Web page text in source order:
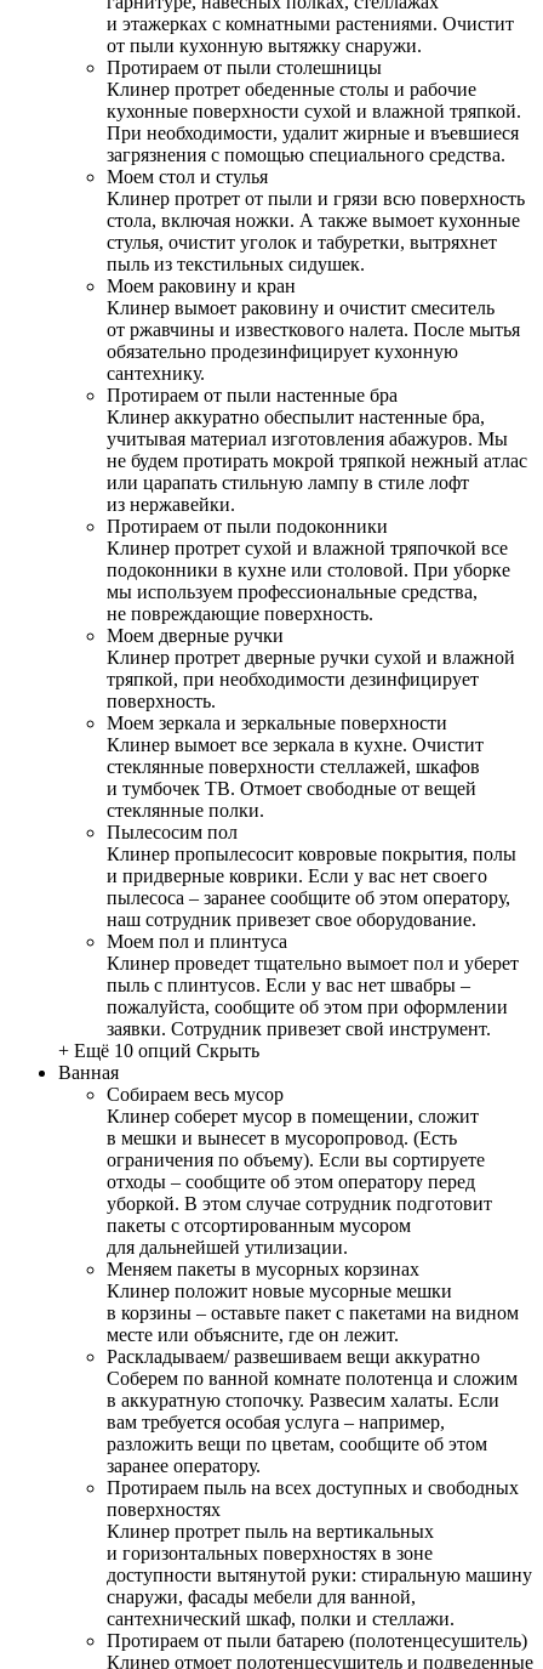
и этажерках с комнатными растениями. Очистит
от пыли кухонную вытяжку снаружи.
Протираем от пыли столешницы
Клинер протрет обеденные столы и рабочие
кухонные поверхности сухой и влажной тряпкой.
При необходимости, удалит жирные и въевшиеся
загрязнения с помощью специального средства.
Моем стол и стулья
Клинер протрет от пыли и грязи всю поверхность
стола, включая ножки. А также вымоет кухонные
стулья, очистит уголок и табуретки, вытряхнет
пыль из текстильных сидушек.
Моем раковину и кран
Клинер вымоет раковину и очистит смеситель
от ржавчины и известкового налета. После мытья
обязательно продезинфицирует кухонную
сантехнику.
Протираем от пыли настенные бра
Клинер аккуратно обеспылит настенные бра,
учитывая материал изготовления абажуров. Мы
не будем протирать мокрой тряпкой нежный атлас
или царапать стильную лампу в стиле лофт
из нержавейки.
Протираем от пыли подоконники
Клинер протрет сухой и влажной тряпочкой все
подоконники в кухне или столовой. При уборке
мы используем профессиональные средства,
не повреждающие поверхность.
Моем дверные ручки
Клинер протрет дверные ручки сухой и влажной
тряпкой, при необходимости дезинфицирует
поверхность.
Моем зеркала и зеркальные поверхности
Клинер вымоет все зеркала в кухне. Очистит
стеклянные поверхности стеллажей, шкафов
и тумбочек ТВ. Отмоет свободные от вещей
стеклянные полки.
Пылесосим пол
Клинер пропылесосит ковровые покрытия, полы
и придверные коврики. Если у вас нет своего
пылесоса – заранее сообщите об этом оператору,
наш сотрудник привезет свое оборудование.
Моем пол и плинтуса
Клинер проведет тщательно вымоет пол и уберет
пыль с плинтусов. Если у вас нет швабры –
пожалуйста, сообщите об этом при оформлении
заявки. Сотрудник привезет свой инструмент.
+ Ещё 10 опций Скрыть
Ванная
Собираем весь мусор
Клинер соберет мусор в помещении, сложит
в мешки и вынесет в мусоропровод. (Есть
ограничения по объему). Если вы сортируете
отходы – сообщите об этом оператору перед
уборкой. В этом случае сотрудник подготовит
пакеты с отсортированным мусором
для дальнейшей утилизации.
Меняем пакеты в мусорных корзинах
Клинер положит новые мусорные мешки
в корзины – оставьте пакет с пакетами на видном
месте или объясните, где он лежит.
Раскладываем/ развешиваем вещи аккуратно
Соберем по ванной комнате полотенца и сложим
в аккуратную стопочку. Развесим халаты. Если
вам требуется особая услуга – например,
разложить вещи по цветам, сообщите об этом
заранее оператору.
Протираем пыль на всех доступных и свободных
поверхностях
Клинер протрет пыль на вертикальных
и горизонтальных поверхностях в зоне
доступности вытянутой руки: стиральную машину
снаружи, фасады мебели для ванной,
сантехнический шкаф, полки и стеллажи.
Протираем от пыли батарею (полотенцесушитель)
Клинер отмоет полотенцесушитель и подведенные